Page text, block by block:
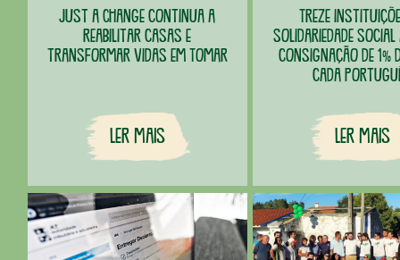
Just a Change continua a
reabilitar casas e
transformar vidas em Tomar
Ler Mais
Treze
solidariedade social
consignação de 1%
cada
Ler Mais